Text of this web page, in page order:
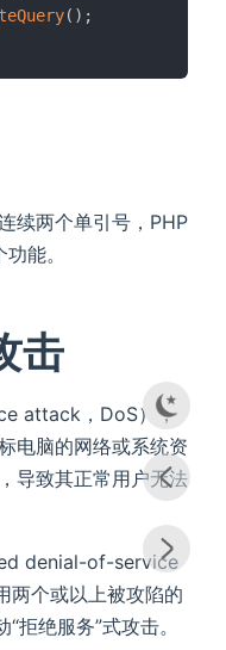
( ) ;
续两个单引号，PHP
能。
击
attack，DoS），
电脑的网络或系统资
导致其正常用户无法
denial-of-service
两个或以上被攻陷的
拒绝服务”式攻击。